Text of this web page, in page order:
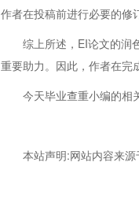
作者在投稿前进行必要的修
综上所述，EI论文的润
重要助力。因此，作者在完
今天毕业查重小编的相
本站声明:网站内容来源